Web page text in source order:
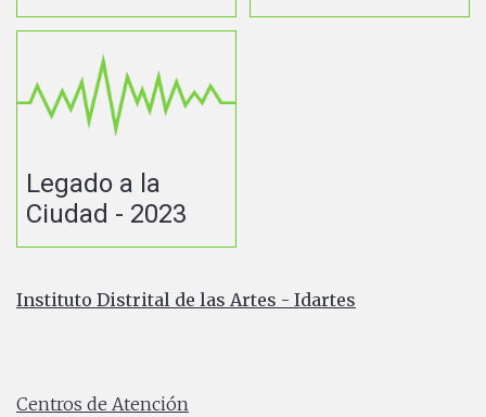
Legado a la
Ciudad - 2023
Instituto Distrital de las Artes - Idartes
Centros de Atención